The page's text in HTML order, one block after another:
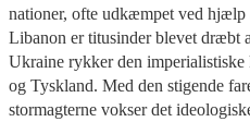
nationer, ofte udkæmpet ved
Libanon er titusinder blevet dræbt
Ukraine rykker den
og Tyskland. Med den stigende
stormagterne vokser det